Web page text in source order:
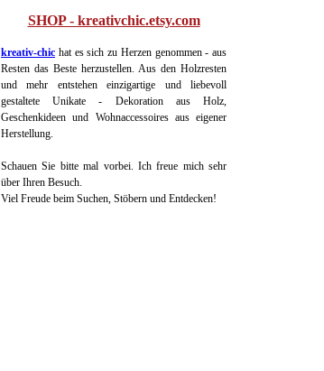
SHOP - kreativchic.etsy.com
kreativ-chic hat es sich zu Herzen genommen - aus
Resten das Beste herzustellen. Aus den Holzresten
und mehr entstehen einzigartige und liebevoll
gestaltete Unikate - Dekoration aus Holz,
Geschenkideen und Wohnaccessoires aus eigener
Herstellung.
Schauen Sie bitte mal vorbei. Ich freue mich sehr
über Ihren Besuch.
Viel Freude beim Suchen, Stöbern und Entdecken!